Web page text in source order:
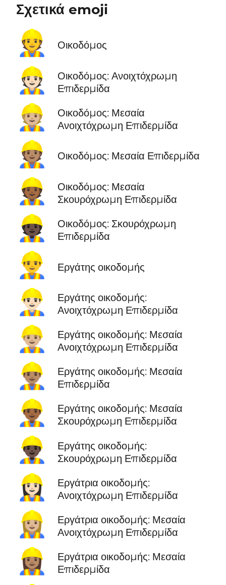
Σχετικά emoji
👷 Οικοδόμος
👷🏻
Οικοδόμος: Ανοιχτόχρωμη
Επιδερμίδα
👷🏼
Οικοδόμος: Μεσαία
Ανοιχτόχρωμη Επιδερμίδα
👷🏽 Οικοδόμος: Μεσαία Επιδερμίδα
👷🏾
Οικοδόμος: Μεσαία
Σκουρόχρωμη Επιδερμίδα
👷🏿
Οικοδόμος: Σκουρόχρωμη
Επιδερμίδα
👷‍♂️ Εργάτης οικοδομής
👷🏻‍♂️
Εργάτης οικοδομής:
Ανοιχτόχρωμη Επιδερμίδα
👷🏼‍♂️
Εργάτης οικοδομής: Μεσαία
Ανοιχτόχρωμη Επιδερμίδα
👷🏽‍♂️
Εργάτης οικοδομής: Μεσαία
Επιδερμίδα
👷🏾‍♂️
Εργάτης οικοδομής: Μεσαία
Σκουρόχρωμη Επιδερμίδα
👷🏿‍♂️
Εργάτης οικοδομής:
Σκουρόχρωμη Επιδερμίδα
👷🏻‍♀️
Εργάτρια οικοδομής:
Ανοιχτόχρωμη Επιδερμίδα
👷🏼‍♀️
Εργάτρια οικοδομής: Μεσαία
Ανοιχτόχρωμη Επιδερμίδα
👷🏽‍♀️
Εργάτρια οικοδομής: Μεσαία
Επιδερμίδα